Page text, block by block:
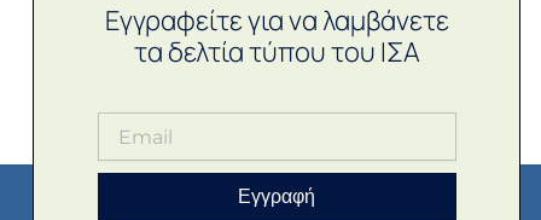
Εγγραφείτε για να λαμβάνετε
τα δελτία τύπου του ΙΣΑ
Εγγραφή